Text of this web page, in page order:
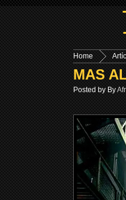
Home
MAS
Posted by By